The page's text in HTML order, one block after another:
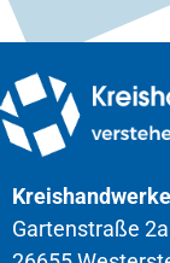
Gartenstraße 2a